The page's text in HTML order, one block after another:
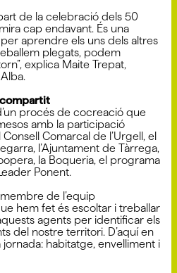
de la celebració dels 50
cap endavant. És una
aprendre els uns dels altres
plegats, podem
explica Maite Trepat,
procés de cocreació que
amb la participació
Comarcal de l’Urgell, el
l’Ajuntament de Tàrrega,
la Boqueria, el programa
Ponent.
de l’equip
hem fet és escoltar i treballar
agents per identificar els
del nostre territori. D’aquí en
jornada: habitatge, envelliment i